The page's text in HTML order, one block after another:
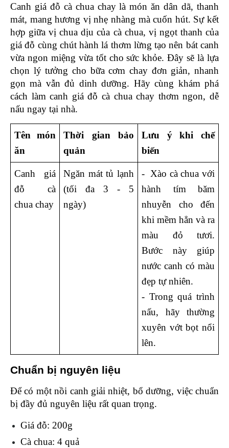
Canh giá đỗ cà chua chay là món ăn dân dã, thanh
mát, mang hương vị nhẹ nhàng mà cuốn hút. Sự kết
hợp giữa vị chua dịu của cà chua, vị ngọt thanh của
giá đỗ cùng chút hành lá thơm lừng tạo nên bát canh
vừa ngon miệng vừa tốt cho sức khỏe. Đây sẽ là lựa
chọn lý tưởng cho bữa cơm chay đơn giản, nhanh
gọn mà vẫn đủ dinh dưỡng. Hãy cùng khám phá
cách làm canh giá đỗ cà chua chay thơm ngon, dễ
nấu ngay tại nhà.
Tên món
ăn
Thời gian bảo
quản
Lưu ý khi chế
biến
Canh giá
đỗ cà
chua chay
Ngăn mát tủ lạnh
(tối đa 3 - 5
ngày)
-  Xào cà chua với
hành tím băm
nhuyễn cho đến
khi mềm hẳn và ra
màu đỏ tươi.
Bước này giúp
nước canh có màu
đẹp tự nhiên.
- Trong quá trình
nấu, hãy thường
xuyên vớt bọt nổi
lên.
Chuẩn bị nguyên liệu
Để có một nồi canh giải nhiệt, bổ dưỡng, việc chuẩn
bị đầy đủ nguyên liệu rất quan trọng.
Giá đỗ: 200g
Cà chua: 4 quả